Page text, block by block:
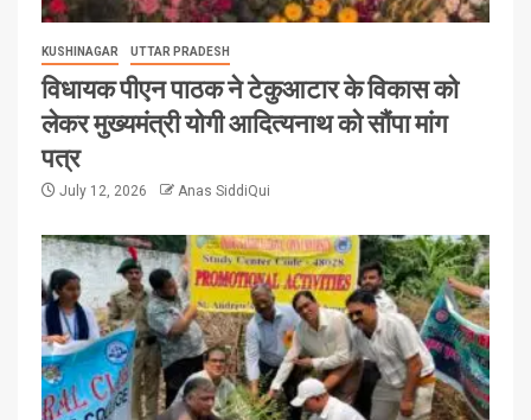
KUSHINAGAR UTTAR PRADESH
विधायक पीएन पाठक ने टेकुआटार के विकास को
लेकर मुख्यमंत्री योगी आदित्यनाथ को सौंपा मांग
पत्र
July 12, 2026 Anas SiddiQui